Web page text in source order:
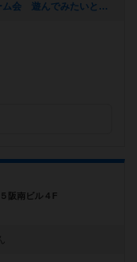
[NEW] 【初心化歓迎!】07/22（日）TRPGゲーム会 遊んでみたいと思ってもなかなか遊ぶ機会を作るのが難しいTRPGを遊んでみませんか？（2018年06月23日 15時24分）
阪南ビル４F